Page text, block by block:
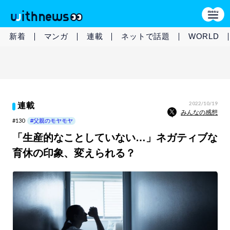
新着 マンガ 連載 ネットで話題 WORLD
連載 2022/10/19
みんなの感想
#130 #父親のモヤモヤ
「生産的なことしていない…」ネガティブな
育休の印象、変えられる？